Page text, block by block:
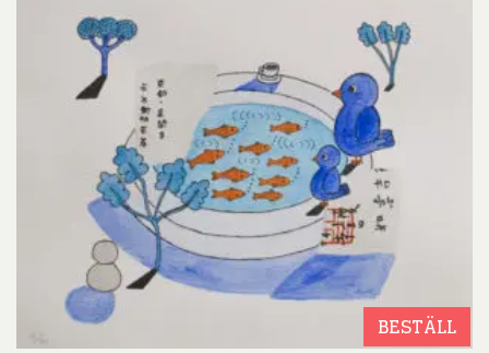
BESTÄLL